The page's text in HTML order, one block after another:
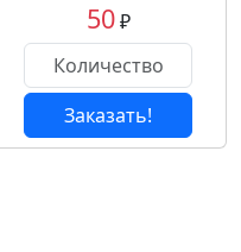
50₽
Заказать!